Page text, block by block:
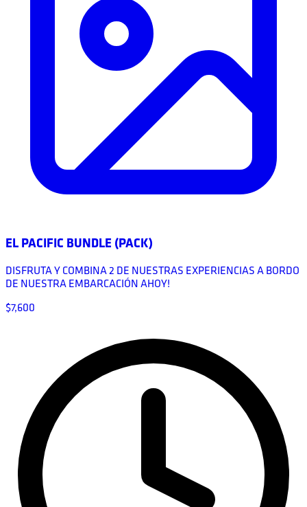
EL PACIFIC BUNDLE (PACK)
DISFRUTA Y COMBINA 2 DE NUESTRAS EXPERIENCIAS A BORDO
DE NUESTRA EMBARCACIÓN AHOY!
$7,600